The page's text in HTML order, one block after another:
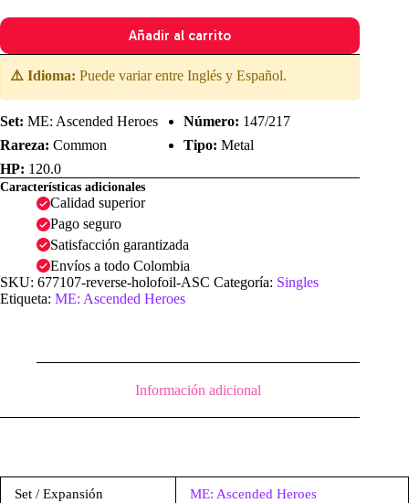
Añadir al carrito
⚠️ Idioma: Puede variar entre Inglés y Español.
Set: ME: Ascended Heroes Número: 147/217
Rareza: Common Tipo: Metal
HP: 120.0
Características adicionales
Calidad superior
Pago seguro
Satisfacción garantizada
Envíos a todo Colombia
SKU: 677107-reverse-holofoil-ASC Categoría: Singles
Etiqueta: ME: Ascended Heroes
Información adicional
Set / Expansión ME: Ascended Heroes